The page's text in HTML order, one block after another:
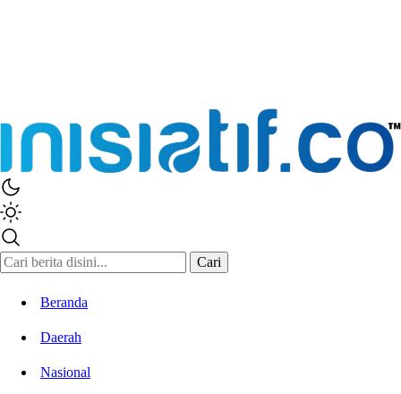
Inisiatif.co
Stay Connected Stay Informed
Cari
Beranda
Daerah
Nasional